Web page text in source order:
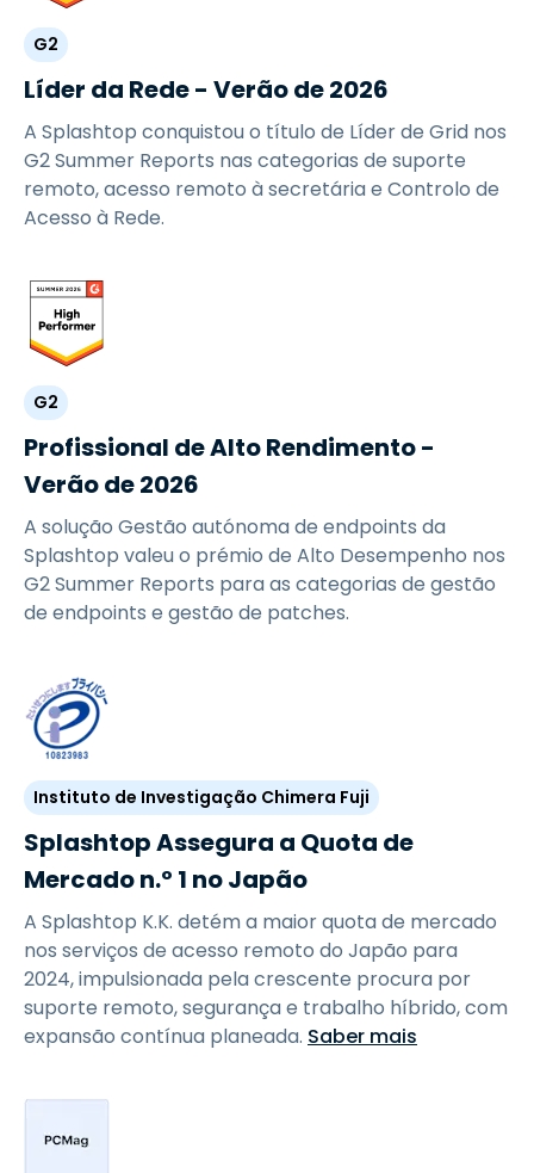
G2
Líder da Rede - Verão de 2026
A Splashtop conquistou o título de Líder de Grid nos
G2 Summer Reports nas categorias de suporte
remoto, acesso remoto à secretária e Controlo de
Acesso à Rede.
G2
Profissional de Alto Rendimento -
Verão de 2026
A solução Gestão autónoma de endpoints da
Splashtop valeu o prémio de Alto Desempenho nos
G2 Summer Reports para as categorias de gestão
de endpoints e gestão de patches.
Instituto de Investigação Chimera Fuji
Splashtop Assegura a Quota de
Mercado n.º 1 no Japão
A Splashtop K.K. detém a maior quota de mercado
nos serviços de acesso remoto do Japão para
2024, impulsionada pela crescente procura por
suporte remoto, segurança e trabalho híbrido, com
expansão contínua planeada. Saber mais